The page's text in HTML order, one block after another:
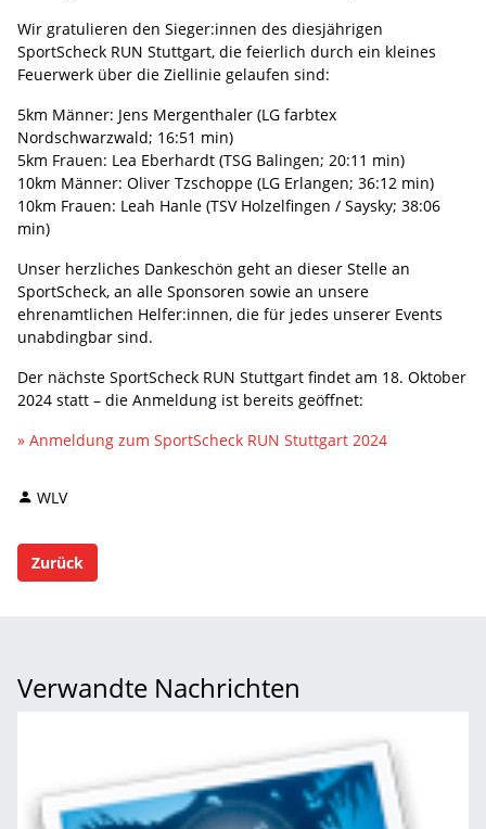
Wir gratulieren den Sieger:innen des diesjährigen
SportScheck RUN Stuttgart, die feierlich durch ein kleines
Feuerwerk über die Ziellinie gelaufen sind:
5km Männer: Jens Mergenthaler (LG farbtex
Nordschwarzwald; 16:51 min)
5km Frauen: Lea Eberhardt (TSG Balingen; 20:11 min)
10km Männer: Oliver Tzschoppe (LG Erlangen; 36:12 min)
10km Frauen: Leah Hanle (TSV Holzelfingen / Saysky; 38:06
min)
Unser herzliches Dankeschön geht an dieser Stelle an
SportScheck, an alle Sponsoren sowie an unsere
ehrenamtlichen Helfer:innen, die für jedes unserer Events
unabdingbar sind.
Der nächste SportScheck RUN Stuttgart findet am 18. Oktober
2024 statt – die Anmeldung ist bereits geöffnet:
» Anmeldung zum SportScheck RUN Stuttgart 2024
WLV
Zurück
Verwandte Nachrichten